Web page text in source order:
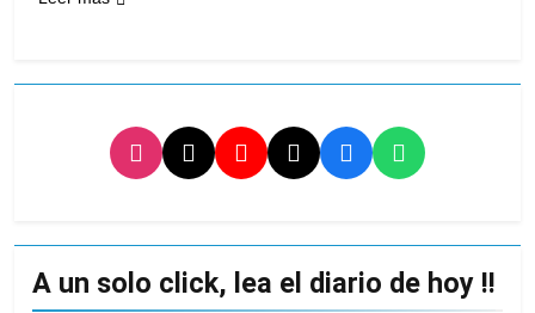
A un solo click, lea el diario de hoy !!